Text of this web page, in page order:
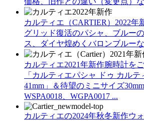
カルティエ（CARTIER）2022年
グリッド復活のパシャ、ブルー
ス、ダイヤ煌めくバロンブルー
カルティエ2021年新作腕時計を
「カルティエパシャ ドゥ カル
41mm」＆待望のミニサイズ
WSPA0018、WGPA0017 ...
カルティエの2024年秋冬新作ウ